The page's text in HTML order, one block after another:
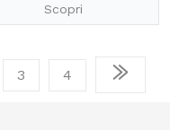
Scopri
3 4